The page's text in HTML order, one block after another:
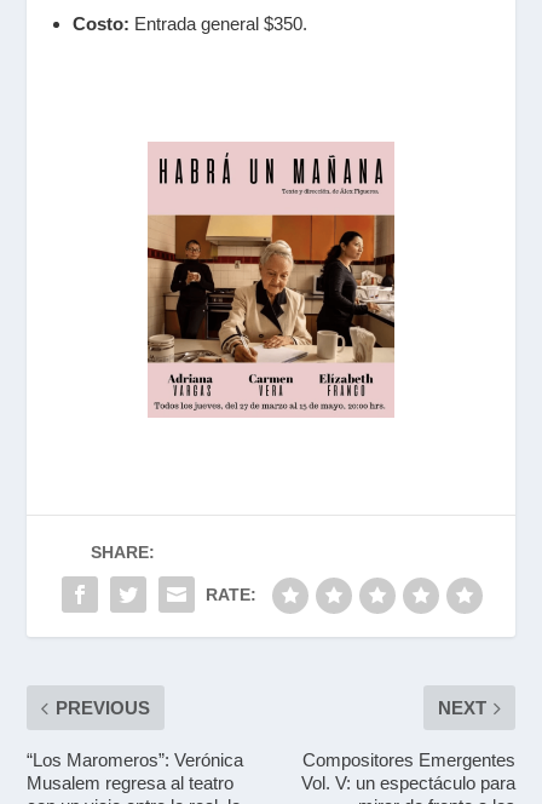
Costo: Entrada general $350.
SHARE:
RATE:
PREVIOUS
“Los Maromeros”: Verónica
Musalem regresa al teatro
NEXT
Compositores Emergentes
Vol. V: un espectáculo para